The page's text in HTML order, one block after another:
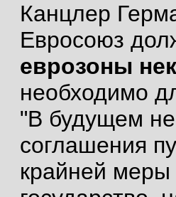
Канцлер
Евросоюз
еврозоны
необходимо
"В будущем
соглашения
крайней меры